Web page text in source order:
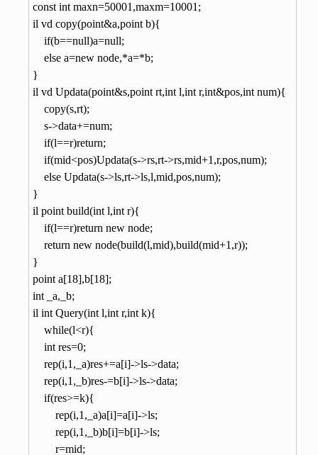
const int maxn=50001,maxm=10001;
il vd copy(point&a,point b){
    if(b==null)a=null;
    else a=new node,*a=*b;
}
il vd Updata(point&s,point rt,int l,int r,int&pos,int num){
    copy(s,rt);
    s->data+=num;
    if(l==r)return;
    if(mid<pos)Updata(s->rs,rt->rs,mid+1,r,pos,num);
    else Updata(s->ls,rt->ls,l,mid,pos,num);
}
il point build(int l,int r){
    if(l==r)return new node;
    return new node(build(l,mid),build(mid+1,r));
}
point a[18],b[18];
int _a,_b;
il int Query(int l,int r,int k){
    while(l<r){